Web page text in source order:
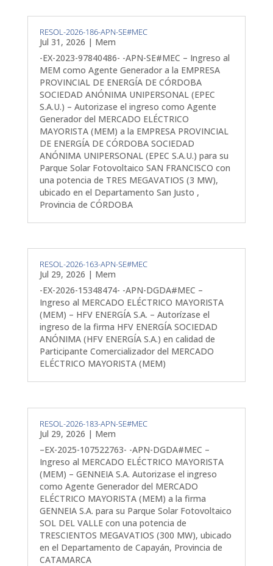
RESOL-2026-186-APN-SE#MEC
Jul 31, 2026 | Mem
-EX-2023-97840486- -APN-SE#MEC – Ingreso al
MEM como Agente Generador a la EMPRESA
PROVINCIAL DE ENERGÍA DE CÓRDOBA
SOCIEDAD ANÓNIMA UNIPERSONAL (EPEC
S.A.U.) – Autorizase el ingreso como Agente
Generador del MERCADO ELÉCTRICO
MAYORISTA (MEM) a la EMPRESA PROVINCIAL
DE ENERGÍA DE CÓRDOBA SOCIEDAD
ANÓNIMA UNIPERSONAL (EPEC S.A.U.) para su
Parque Solar Fotovoltaico SAN FRANCISCO con
una potencia de TRES MEGAVATIOS (3 MW),
ubicado en el Departamento San Justo ,
Provincia de CÓRDOBA
RESOL-2026-163-APN-SE#MEC
Jul 29, 2026 | Mem
-EX-2026-15348474- -APN-DGDA#MEC –
Ingreso al MERCADO ELÉCTRICO MAYORISTA
(MEM) – HFV ENERGÍA S.A. – Autorízase el
ingreso de la firma HFV ENERGÍA SOCIEDAD
ANÓNIMA (HFV ENERGÍA S.A.) en calidad de
Participante Comercializador del MERCADO
ELÉCTRICO MAYORISTA (MEM)
RESOL-2026-183-APN-SE#MEC
Jul 29, 2026 | Mem
–EX-2025-107522763- -APN-DGDA#MEC –
Ingreso al MERCADO ELÉCTRICO MAYORISTA
(MEM) – GENNEIA S.A. Autorizase el ingreso
como Agente Generador del MERCADO
ELÉCTRICO MAYORISTA (MEM) a la firma
GENNEIA S.A. para su Parque Solar Fotovoltaico
SOL DEL VALLE con una potencia de
TRESCIENTOS MEGAVATIOS (300 MW), ubicado
en el Departamento de Capayán, Provincia de
CATAMARCA